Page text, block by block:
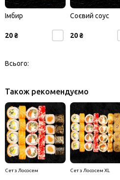
Імбир
20 ₴
Соєвий соус
20 ₴
Всього:
Також рекомендуємо
Сет з Лососем Сет з Лососем XL